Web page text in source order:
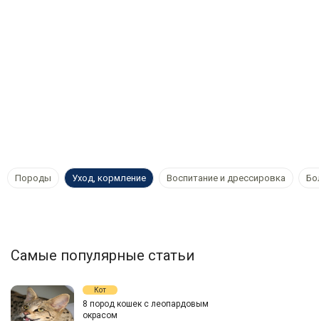
Породы Уход, кормление Воспитание и дрессировка
Самые популярные статьи
Кот
8 пород кошек с леопардовым
окрасом